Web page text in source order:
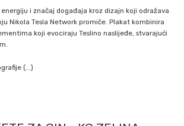
i značaj događaja kroz dizajn koji odražava
Nikola Tesla Network promiče. Plakat kombinira
koji evociraju Teslino naslijeđe, stvarajući
(...)